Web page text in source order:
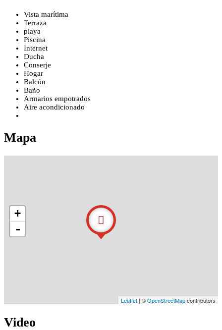
Vista marítima
Terraza
playa
Piscina
Internet
Ducha
Conserje
Hogar
Balcón
Baño
Armarios empotrados
Aire acondicionado
Mapa
+
-
Leaflet | ©OpenStreetMapcontributors
Video